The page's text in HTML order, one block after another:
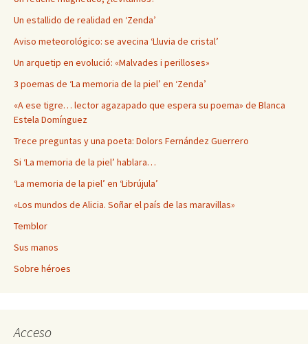
Un estallido de realidad en ‘Zenda’
Aviso meteorológico: se avecina ‘Lluvia de cristal’
Un arquetip en evolució: «Malvades i perilloses»
3 poemas de ‘La memoria de la piel’ en ‘Zenda’
«A ese tigre… lector agazapado que espera su poema» de Blanca
Estela Domínguez
Trece preguntas y una poeta: Dolors Fernández Guerrero
Si ‘La memoria de la piel’ hablara…
‘La memoria de la piel’ en ‘Librújula’
«Los mundos de Alicia. Soñar el país de las maravillas»
Temblor
Sus manos
Sobre héroes
Acceso